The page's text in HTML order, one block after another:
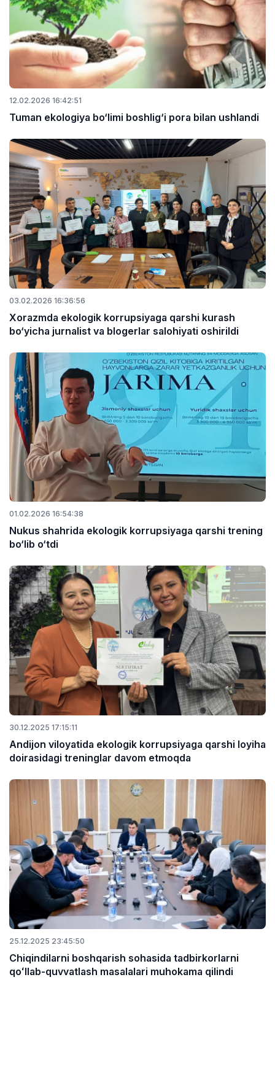
12.02.2026 16:42:51
Tuman ekologiya bo‘limi boshlig‘i pora bilan ushlandi
03.02.2026 16:36:56
Xorazmda ekologik korrupsiyaga qarshi kurash
bo‘yicha jurnalist va blogerlar salohiyati oshirildi
01.02.2026 16:54:38
Nukus shahrida ekologik korrupsiyaga qarshi trening
bo‘lib o‘tdi
30.12.2025 17:15:11
Andijon viloyatida ekologik korrupsiyaga qarshi loyiha
doirasidagi treninglar davom etmoqda
25.12.2025 23:45:50
Chiqindilarni boshqarish sohasida tadbirkorlarni
qoʻllab-quvvatlash masalalari muhokama qilindi